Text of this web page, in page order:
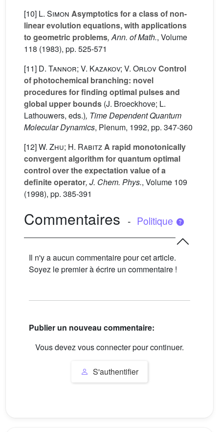
[10] L. Simon Asymptotics for a class of non-
linear evolution equations, with applications
to geometric problems, Ann. of Math., Volume
118 (1983), pp. 525-571
[11] D. Tannor; V. Kazakov; V. OrlovControl
of photochemical branching: novel
procedures for finding optimal pulses and
global upper bounds (J. Broeckhove; L.
Lathouwers, eds.), Time Dependent Quantum
Molecular Dynamics, Plenum, 1992, pp. 347-360
[12]W. Zhu; H. RabitzA rapid monotonically
convergent algorithm for quantum optimal
control over the expectation value of a
definite operator, J. Chem. Phys., Volume 109
(1998), pp. 385-391
Commentaires - Politique
Il n'y a aucun commentaire pour cet article.
Soyez le premier à écrire un commentaire !
Publier un nouveau commentaire:
Vous devez vous connecter pour continuer.
S'authentifier